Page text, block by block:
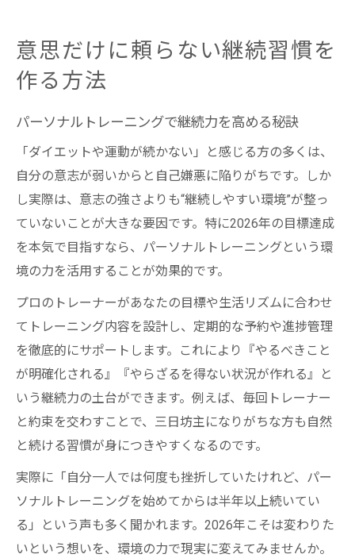
意思だけに頼らない継続習慣を
作る方法
パーソナルトレーニングで継続力を高める秘訣
「ダイエットや運動が続かない」と感じる方の多くは、
自分の意志が弱いからと自己嫌悪に陥りがちです。しか
し実際は、意志の強さよりも“継続しやすい環境”が整っ
ていないことが大きな要因です。特に2026年の目標達成
を本気で目指すなら、パーソナルトレーニングという環
境の力を活用することが効果的です。
プロのトレーナーがあなたの目標や生活リズムに合わせ
てトレーニング内容を設計し、定期的な予約や進捗管理
を徹底的にサポートします。これにより『やるべきこと
が明確化される』『やらざるを得ない状況が作れる』と
いう継続力の土台ができます。例えば、毎回トレーナー
と約束を交わすことで、三日坊主になりがちな方も自然
と続ける習慣が身につきやすくなるのです。
実際に「自分一人では何度も挫折していたけれど、パー
ソナルトレーニングを始めてからは半年以上続いてい
る」という声も多く聞かれます。2026年こそは変わりた
いという想いを、環境の力で現実に変えてみませんか。